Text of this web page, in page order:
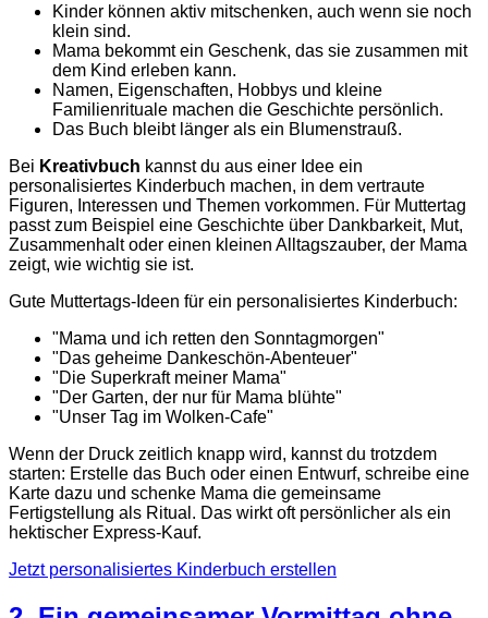
Kinder können aktiv mitschenken, auch wenn sie noch
klein sind.
Mama bekommt ein Geschenk, das sie zusammen mit
dem Kind erleben kann.
Namen, Eigenschaften, Hobbys und kleine
Familienrituale machen die Geschichte persönlich.
Das Buch bleibt länger als ein Blumenstrauß.
Bei Kreativbuch kannst du aus einer Idee ein
personalisiertes Kinderbuch machen, in dem vertraute
Figuren, Interessen und Themen vorkommen. Für Muttertag
passt zum Beispiel eine Geschichte über Dankbarkeit, Mut,
Zusammenhalt oder einen kleinen Alltagszauber, der Mama
zeigt, wie wichtig sie ist.
Gute Muttertags-Ideen für ein personalisiertes Kinderbuch:
"Mama und ich retten den Sonntagmorgen"
"Das geheime Dankeschön-Abenteuer"
"Die Superkraft meiner Mama"
"Der Garten, der nur für Mama blühte"
"Unser Tag im Wolken-Cafe"
Wenn der Druck zeitlich knapp wird, kannst du trotzdem
starten: Erstelle das Buch oder einen Entwurf, schreibe eine
Karte dazu und schenke Mama die gemeinsame
Fertigstellung als Ritual. Das wirkt oft persönlicher als ein
hektischer Express-Kauf.
Jetzt personalisiertes Kinderbuch erstellen